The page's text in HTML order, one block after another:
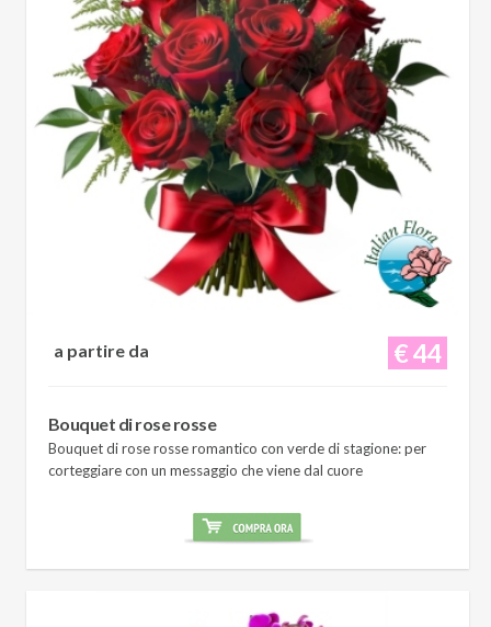
€ 44
a partire da
Bouquet di rose rosse
Bouquet di rose rosse romantico con verde di stagione: per
corteggiare con un messaggio che viene dal cuore